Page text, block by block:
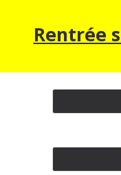
Rentrée